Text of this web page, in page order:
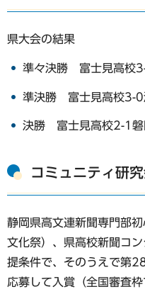
県大会の結果
準々決勝 富士見高校
準決勝 富士見高校3-0
決勝 富士見高校2-1磐
コミュニティ研究
静岡県高文連新聞専門部
文化祭）、県高校新聞コ
提条件で、そのうえで第
応募して入賞（全国審査